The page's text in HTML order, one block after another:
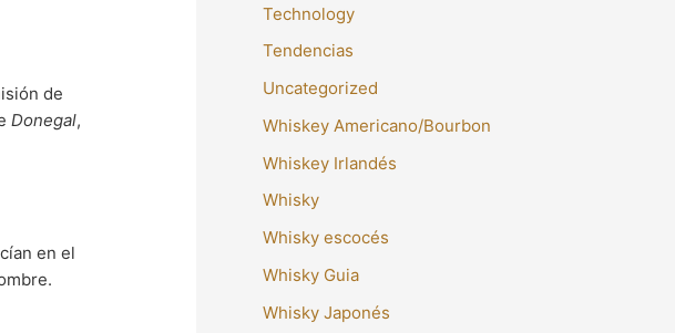
de
Donegal,
en el
Technology
Tendencias
Uncategorized
Whiskey Americano/Bourbon
Whiskey Irlandés
Whisky
Whisky escocés
Whisky Guia
Whisky Japonés